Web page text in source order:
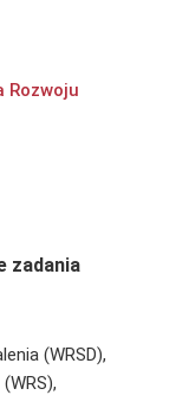
Rozwoju
zadania
(WRSD),